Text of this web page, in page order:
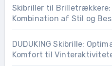
Skibriller til
Kombination af Stil og
DUDUKING Skibrille:
Komfort til